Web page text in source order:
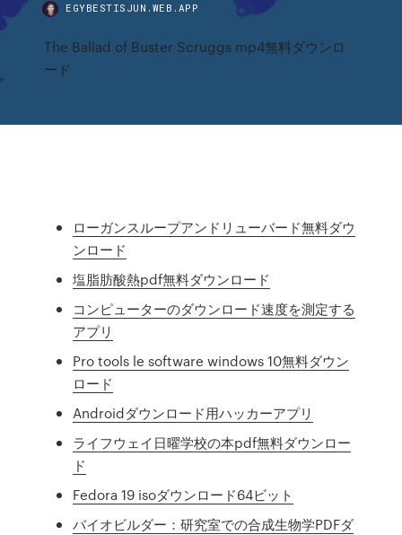
EGYBESTISJUN.WEB.APP
The Ballad of Buster Scruggs mp4無料ダウンロ
ード
ローガンスループアンドリューバード無料ダウ
ンロード
塩脂肪酸熱pdf無料ダウンロード
コンピューターのダウンロード速度を測定する
アプリ
Pro tools le software windows 10無料ダウン
ロード
Androidダウンロード用ハッカーアプリ
ライフウェイ日曜学校の本pdf無料ダウンロー
ド
Fedora 19 isoダウンロード64ビット
バイオビルダー：研究室での合成生物学PDFダ